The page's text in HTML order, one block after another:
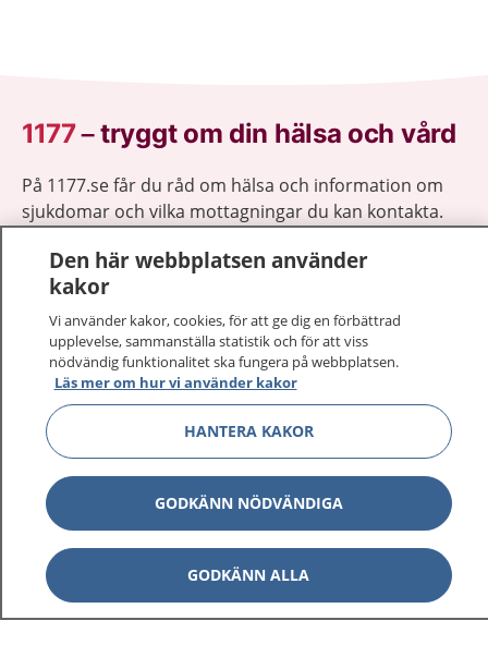
1177–tryggt om din hälsa och vård
På 1177.se får du råd om hälsa och information om
sjukdomar och vilka mottagningar du kan kontakta.
vårdärenden. Ring telefonnummer 1177 för
sjukvårdsrådgivning dygnet runt.
1177 ger dig råd när du vill må bättre.
1177 på flera språk Visa
Om 1177 Visa
Kontakt Visa
Den här webbplatsen använder
kakor
Vi använder kakor, cookies, för att ge dig en förbättrad
upplevelse, sammanställa statistik och för att viss
nödvändig funktionalitet ska fungera på webbplatsen.
Läs mer om hur vi använder kakor
HANTERA KAKOR
GODKÄNN NÖDVÄNDIGA
GODKÄNN ALLA